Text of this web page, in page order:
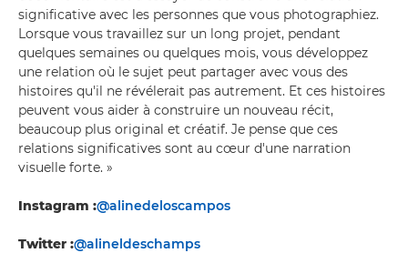
significative avec les personnes que vous photographiez.
Lorsque vous travaillez sur un long projet, pendant
quelques semaines ou quelques mois, vous développez
une relation où le sujet peut partager avec vous des
histoires qu'il ne révélerait pas autrement. Et ces histoires
peuvent vous aider à construire un nouveau récit,
beaucoup plus original et créatif. Je pense que ces
relations significatives sont au cœur d'une narration
visuelle forte. »
Instagram :@alinedeloscampos
Twitter :@alineldeschamps